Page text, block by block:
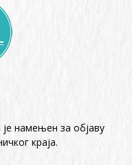
намењен за објaву
краја.